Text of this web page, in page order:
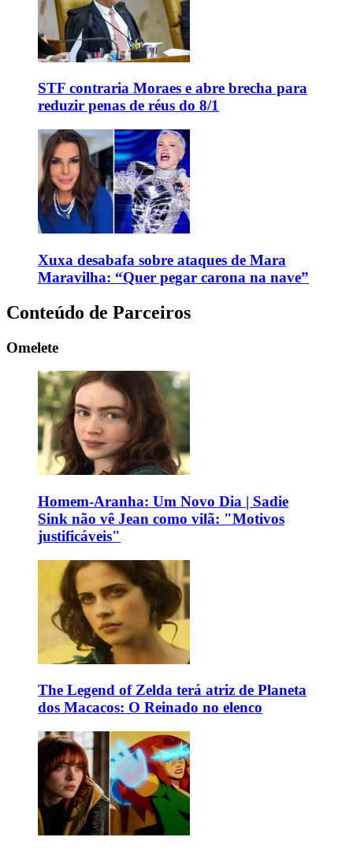
STF contraria Moraes e abre brecha para
reduzir penas de réus do 8/1
Xuxa desabafa sobre ataques de Mara
Maravilha: “Quer pegar carona na nave”
Conteúdo de Parceiros
Omelete
Homem-Aranha: Um Novo Dia | Sadie
Sink não vê Jean como vilã: "Motivos
justificáveis"
The Legend of Zelda terá atriz de Planeta
dos Macacos: O Reinado no elenco